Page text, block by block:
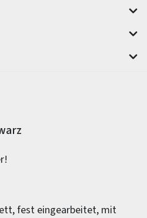
fest eingearbeitet, mit